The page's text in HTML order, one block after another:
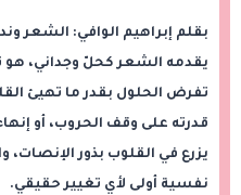
بقلم إبراهيم الوافي: الشعر
يقدمه الشعر كحلّ وجداني، هو
تفرض الحلول بقدر ما تهيئ
قدرته على وقف الحروب، أو
يزرع في القلوب بذور الإنصات،
نفسية أولى لأي تغيير حقيقي.